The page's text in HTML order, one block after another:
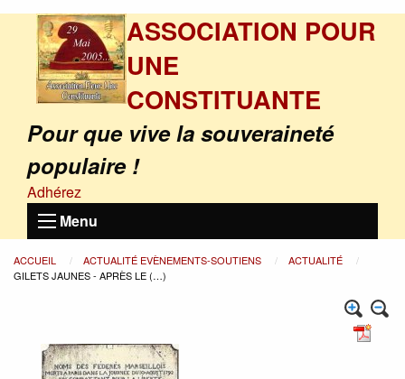
ASSOCIATION POUR
UNE
CONSTITUANTE
Pour que vive la souveraineté
populaire !
Adhérez
Menu
ACCUEIL ACTUALITÉ EVÈNEMENTS-SOUTIENS
ACTUALITÉ
GILETS JAUNES - APRÈS LE (…)